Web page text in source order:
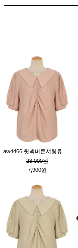
23,000원
7,900원